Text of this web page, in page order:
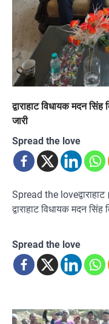
द्वाराहाट विधायक मदन
जारी
Spread the love
Spread the
द्वाराहाट विधायक मदन सिंह
Spread the love